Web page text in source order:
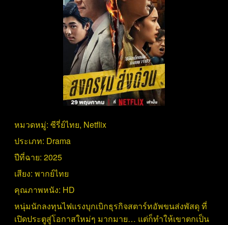
หมวดหมู่: ซีรี่ย์ไทย, Netflix
ประเภท: Drama
ปีที่ฉาย: 2025
เสียง: พากย์ไทย
คุณภาพหนัง: HD
หนุ่มนักลงทุนไฟแรงบุกเบิกธุรกิจสตาร์ทอัพขนส่งพัสดุ ที่
เปิดประตูสู่โอกาสใหม่ๆ มากมาย… แต่ก็ทำให้เขาตกเป็น